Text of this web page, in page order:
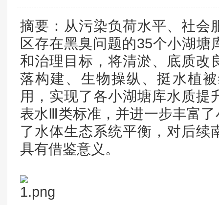
摘要：从污染负荷水平、社会
区存在黑臭问题的35个小湖
和治理目标，将清淤、底质改
落构建、生物操纵、挺水植
用，实现了各小湖塘库水质提
表水Ⅲ类标准，并进一步丰富
了水体生态系统平衡，对后续
具有借鉴意义。